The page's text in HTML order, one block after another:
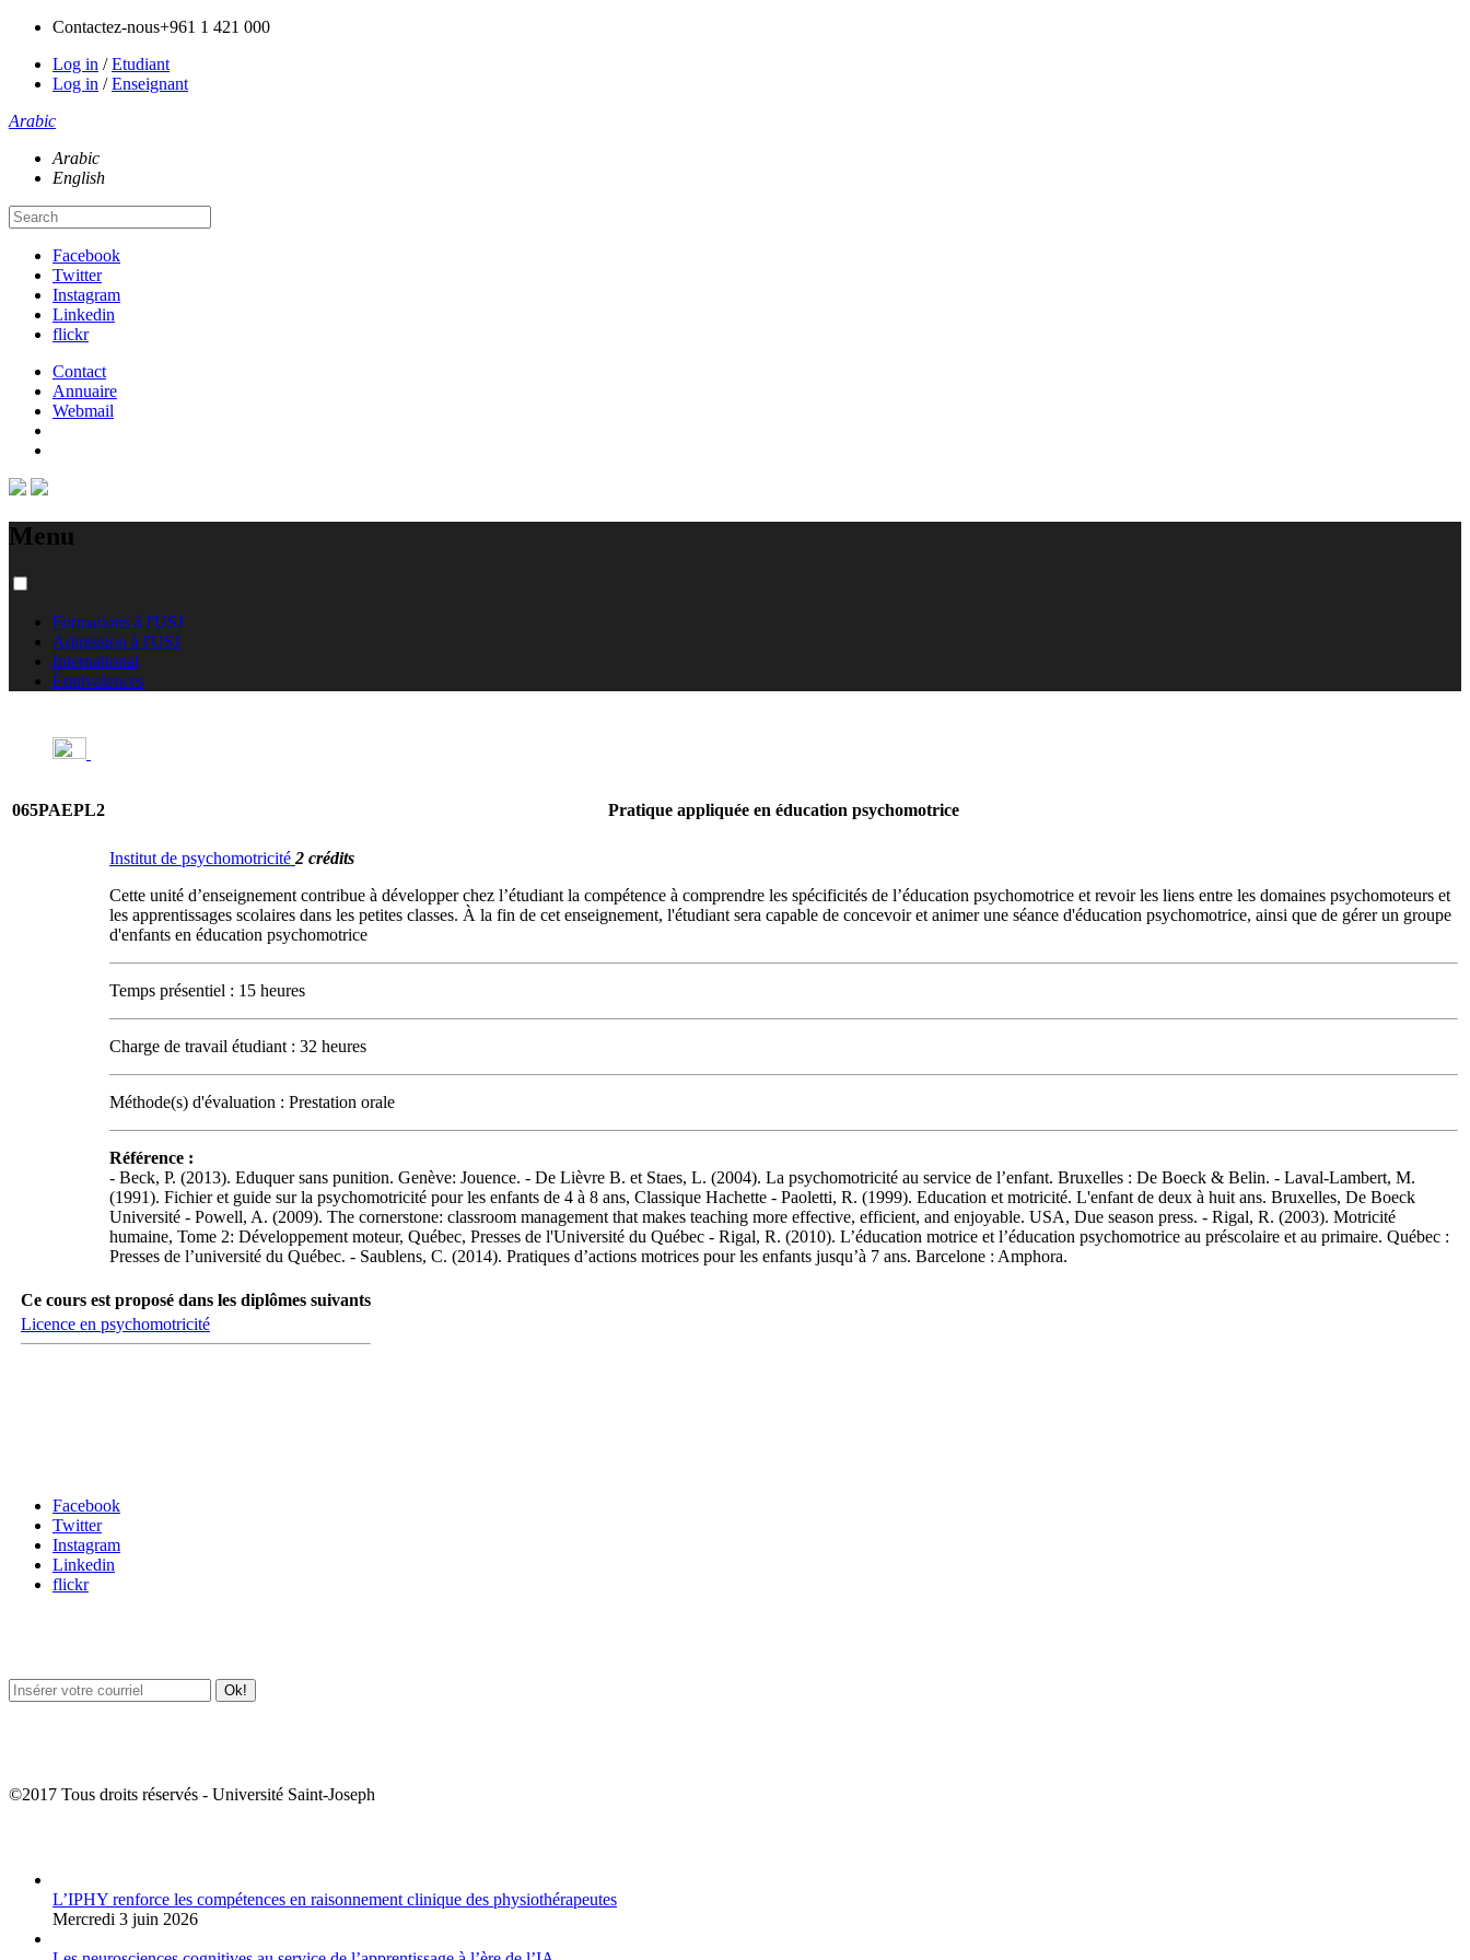
Contactez-nous+961 1 421 000
Log in /Etudiant
Log in /Enseignant
Arabic
Arabic
English
Facebook
Twitter
Instagram
Linkedin
flickr
Contact
Annuaire
Webmail
Menu
Formations à l'USJ
Admission à l'USJ
International
Équivalences
065PAEPL2 Pratique appliquée en éducation psychomotrice
Institut de psychomotricité 2 crédits
Cette unité d’enseignement contribue à développer chez l’étudiant la compétence à comprendre les spécificités de l’éducation psychomotrice et revoir les liens entre les domaines psychomoteurs et
les apprentissages scolaires dans les petites classes. À la fin de cet enseignement, l'étudiant sera capable de concevoir et animer une séance d'éducation psychomotrice, ainsi que de gérer un groupe
d'enfants en éducation psychomotrice
Temps présentiel : 15 heures
Charge de travail étudiant : 32 heures
Méthode(s) d'évaluation : Prestation orale
Référence :
- Beck, P. (2013). Eduquer sans punition. Genève: Jouence. - De Lièvre B. et Staes, L. (2004). La psychomotricité au service de l’enfant. Bruxelles : De Boeck & Belin. - Laval-Lambert, M.
(1991). Fichier et guide sur la psychomotricité pour les enfants de 4 à 8 ans, Classique Hachette - Paoletti, R. (1999). Education et motricité. L'enfant de deux à huit ans. Bruxelles, De Boeck
Université - Powell, A. (2009). The cornerstone: classroom management that makes teaching more effective, efficient, and enjoyable. USA, Due season press. - Rigal, R. (2003). Motricité
humaine, Tome 2: Développement moteur, Québec, Presses de l'Université du Québec - Rigal, R. (2010). L’éducation motrice et l’éducation psychomotrice au préscolaire et au primaire. Québec :
Presses de l’université du Québec. - Saublens, C. (2014). Pratiques d’actions motrices pour les enfants jusqu’à 7 ans. Barcelone : Amphora.
Ce cours est proposé dans les diplômes suivants
Licence en psychomotricité
Facebook
Twitter
Instagram
Linkedin
flickr
©2017 Tous droits réservés - Université Saint-Joseph
L’IPHY renforce les compétences en raisonnement clinique des physiothérapeutes
Mercredi 3 juin 2026